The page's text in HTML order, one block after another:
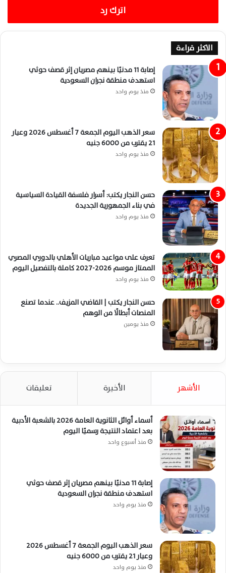
اترك رد
الاكثر قراءة
إصابة 11 مدنيًا بينهم مصريان إثر قصف حوثي
استهدف منطقة نجران السعودية
منذ يوم واحد
سعر الذهب اليوم الجمعة 7 أغسطس 2026 وعيار
21 يقترب من 6000 جنيه
منذ يوم واحد
حسن النجار يكتب: أسرار فلسفة القيادة السياسية
في بناء الجمهورية الجديدة
منذ يوم واحد
تعرف على مواعيد مباريات الأهلي بالدوري المصري
الممتاز موسم 2026-2027 كاملة بالتفصيل اليوم
منذ يوم واحد
حسن النجار يكتب | القاضي المزيف.. عندما تصنع
المنصات أبطالًا من الوهم
منذ يومين
الأشهر الأخيرة تعليقات
أسماء أوائل الثانوية العامة 2026 بالشعبة الأدبية
بعد اعتماد النتيجة رسميًا اليوم
منذ أسبوع واحد
إصابة 11 مدنيًا بينهم مصريان إثر قصف حوثي
استهدف منطقة نجران السعودية
منذ يوم واحد
سعر الذهب اليوم الجمعة 7 أغسطس 2026
وعيار 21 يقترب من 6000 جنيه
منذ يوم واحد